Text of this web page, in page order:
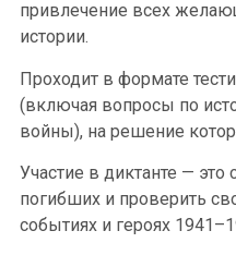
привлечение всех
истории.
Проходит в формате
(включая вопросы по
войны), на решение
Участие в диктанте — это
погибших и проверить
событиях и героях